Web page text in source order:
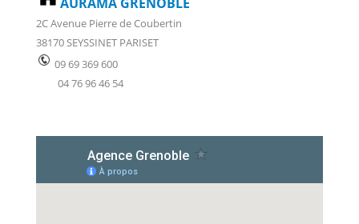
AURAMA GRENOBLE
2C Avenue Pierre de Coubertin
38170 SEYSSINET PARISET
09 69 369 600
04 76 96 46 54